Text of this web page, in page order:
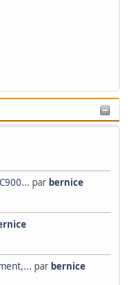
par bernice
par bernice